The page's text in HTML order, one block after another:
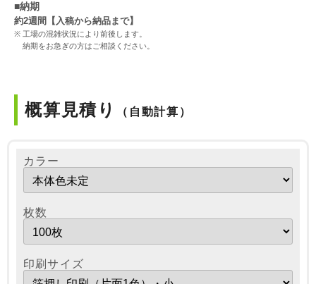
■納期
約2週間【入稿から納品まで】
工場の混雑状況により前後します。
納期をお急ぎの方はご相談ください。
概算見積り （自動計算）
カラー
枚数
印刷サイズ